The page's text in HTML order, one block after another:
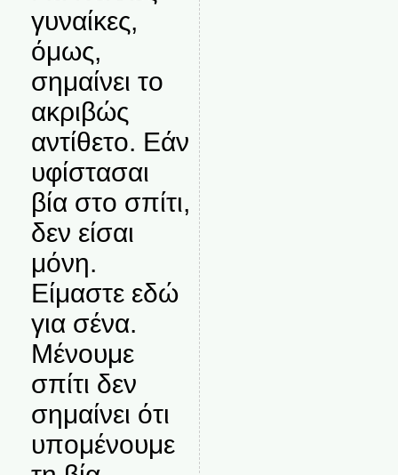
γυναίκες,
όμως,
σημαίνει το
ακριβώς
αντίθετο. Εάν
υφίστασαι
βία στο σπίτι,
δεν είσαι
μόνη.
Είμαστε εδώ
για σένα.
Μένουμε
σπίτι δεν
σημαίνει ότι
υπομένουμε